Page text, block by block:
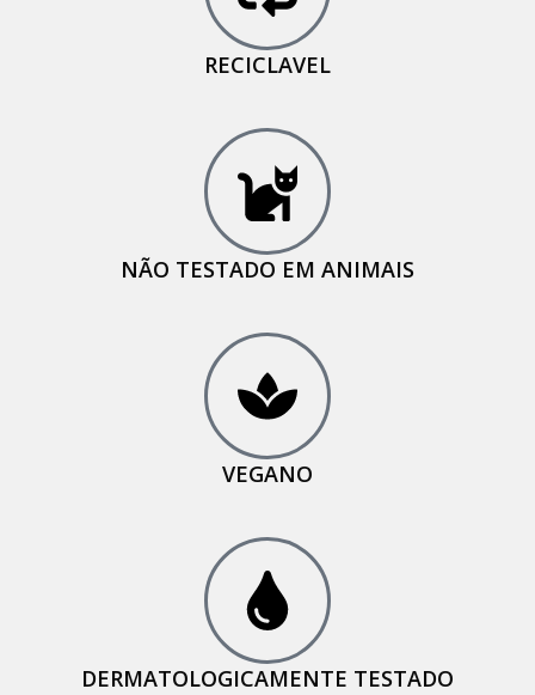
RECICLAVEL
NÃO TESTADO EM ANIMAIS
VEGANO
DERMATOLOGICAMENTE TESTADO